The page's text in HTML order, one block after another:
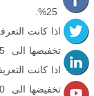
تخفيضها الى 15%.
تخفيضها الى 10%.